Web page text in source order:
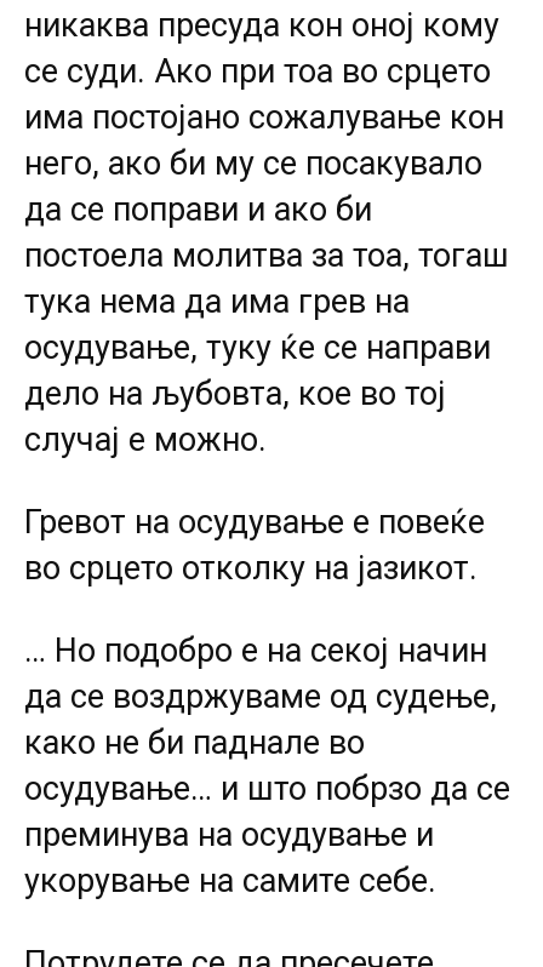
никаква пресуда кон оној кому
се суди. Ако при тоа во срцето
има постојано сожалување кон
него, ако би му се посакувало
да се поправи и ако би
постоела молитва за тоа, тогаш
тука нема да има грев на
осудување, туку ќе се направи
дело на љубовта, кое во тој
случај е можно.
Гревот на осудување е повеќе
во срцето отколку на јазикот.
… Но подобро е на секој начин
да се воздржуваме од судење,
како не би паднале во
осудување… и што побрзо да се
преминува на осудување и
укорување на самите себе.